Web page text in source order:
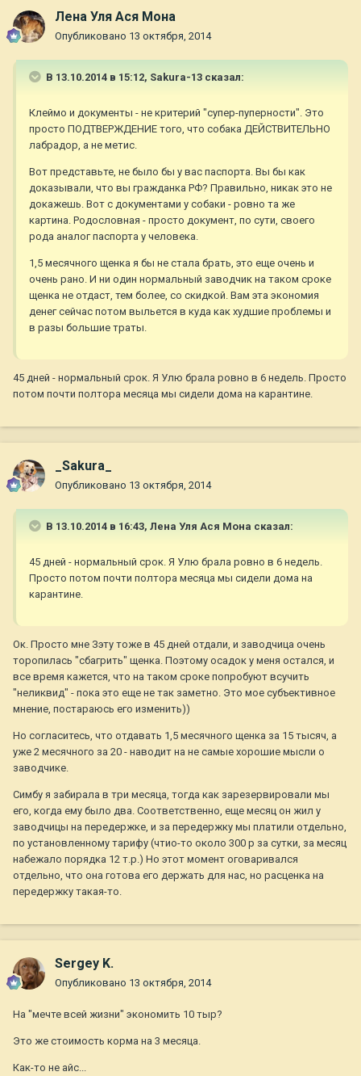
Лена Уля Ася Мона
Опубликовано 13 октября, 2014
В 13.10.2014 в 15:12, Sakura-13 сказал:
Клеймо и документы - не критерий "супер-пуперности". Это
просто ПОДТВЕРЖДЕНИЕ того, что собака ДЕЙСТВИТЕЛЬНО
лабрадор, а не метис.
Вот представьте, не было бы у вас паспорта. Вы бы как
доказывали, что вы гражданка РФ? Правильно, никак это не
докажешь. Вот с документами у собаки - ровно та же
картина. Родословная - просто документ, по сути, своего
рода аналог паспорта у человека.
1,5 месячного щенка я бы не стала брать, это еще очень и
очень рано. И ни один нормальный заводчик на таком сроке
щенка не отдаст, тем более, со скидкой. Вам эта экономия
денег сейчас потом выльется в куда как худшие проблемы и
в разы большие траты.
45 дней - нормальный срок. Я Улю брала ровно в 6 недель. Просто
потом почти полтора месяца мы сидели дома на карантине.
_Sakura_
Опубликовано 13 октября, 2014
В 13.10.2014 в 16:43, Лена Уля Ася Мона сказал:
45 дней - нормальный срок. Я Улю брала ровно в 6 недель.
Просто потом почти полтора месяца мы сидели дома на
карантине.
Ок. Просто мне Зэту тоже в 45 дней отдали, и заводчица очень
торопилась "сбагрить" щенка. Поэтому осадок у меня остался, и
все время кажется, что на таком сроке попробуют всучить
"неликвид" - пока это еще не так заметно. Это мое субъективное
мнение, постараюсь его изменить))
Но согласитесь, что отдавать 1,5 месячного щенка за 15 тысяч, а
уже 2 месячного за 20 - наводит на не самые хорошие мысли о
заводчике.
Симбу я забирала в три месяца, тогда как зарезервировали мы
его, когда ему было два. Соответственно, еще месяц он жил у
заводчицы на передержке, и за передержку мы платили отдельно,
по установленному тарифу (чтио-то около 300 р за сутки, за месяц
набежало порядка 12 т.р.) Но этот момент оговаривался
отдельно, что она готова его держать для нас, но расценка на
передержку такая-то.
Sergey K.
Опубликовано 13 октября, 2014
На "мечте всей жизни" экономить 10 тыр?
Это же стоимость корма на 3 месяца.
Как-то не айс...